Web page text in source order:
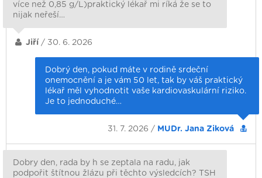
více než 0,85 g/L)praktický lékař mi ríká že se to
nijak neřeší…
Jiří / 30. 6. 2026
Dobrý den, pokud máte v rodině srdeční
onemocnění a je vám 50 let, tak by váš praktický
lékař měl vyhodnotit vaše kardiovaskulární riziko.
Je to jednoduché…
31. 7. 2026 / MUDr. Jana Ziková
Dobry den, rada by h se zeptala na radu, jak
podpořit štítnou žlázu při těchto výsledcích? TSH